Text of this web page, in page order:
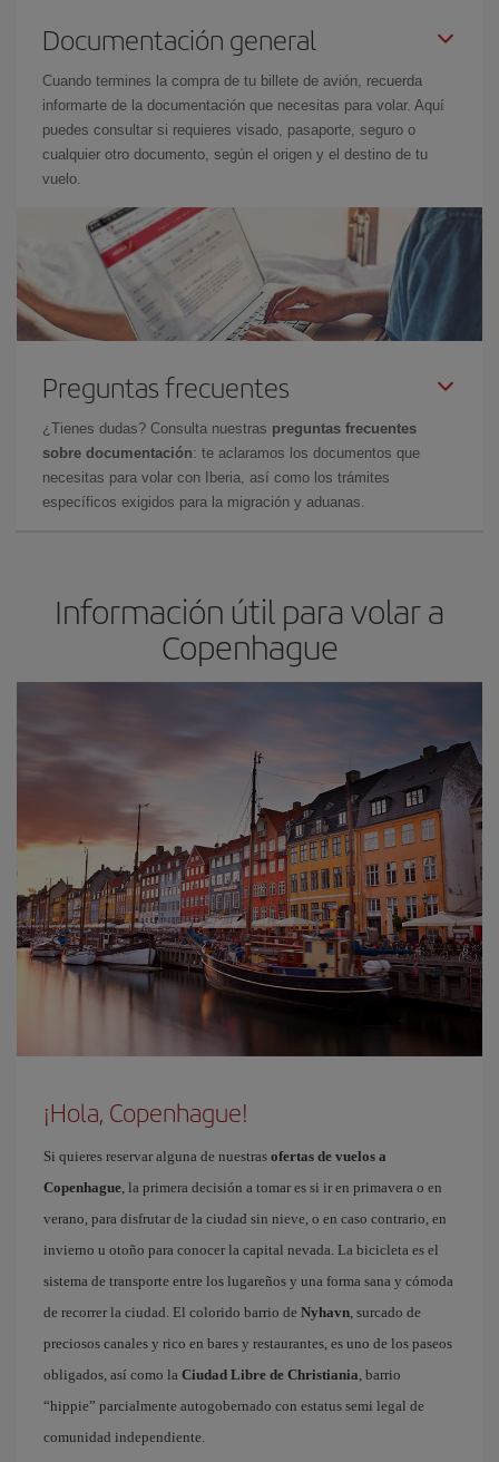
Documentación general
Cuando termines la compra de tu billete de avión, recuerda
informarte de la documentación que necesitas para volar. Aquí
puedes consultar si requieres visado, pasaporte, seguro o
cualquier otro documento, según el origen y el destino de tu
vuelo.
Preguntas frecuentes
¿Tienes dudas? Consulta nuestras preguntas frecuentes
sobre documentación: te aclaramos los documentos que
necesitas para volar con Iberia, así como los trámites
específicos exigidos para la migración y aduanas.
Información útil para volar a
Copenhague
¡Hola, Copenhague!
Si quieres reservar alguna de nuestras ofertas de vuelos a
Copenhague, la primera decisión a tomar es si ir en primavera o en
verano, para disfrutar de la ciudad sin nieve, o en caso contrario, en
invierno u otoño para conocer la capital nevada. La bicicleta es el
sistema de transporte entre los lugareños y una forma sana y cómoda
de recorrer la ciudad. El colorido barrio de Nyhavn, surcado de
preciosos canales y rico en bares y restaurantes, es uno de los paseos
obligados, así como la Ciudad Libre de Christiania, barrio
“hippie” parcialmente autogobernado con estatus semi legal de
comunidad independiente.